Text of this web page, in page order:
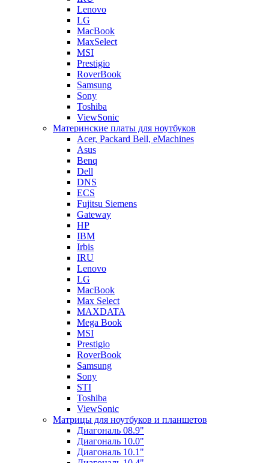
Lenovo
LG
MacBook
MaxSelect
MSI
Prestigio
RoverBook
Samsung
Sony
Toshiba
ViewSonic
Материнские платы для ноутбуков
Acer, Packard Bell, eMachines
Asus
Benq
Dell
DNS
ECS
Fujitsu Siemens
Gateway
HP
IBM
Irbis
IRU
Lenovo
LG
MacBook
Max Select
MAXDATA
Mega Book
MSI
Prestigio
RoverBook
Samsung
Sony
STI
Toshiba
ViewSonic
Матрицы для ноутбуков и планшетов
Диагональ 08.9"
Диагональ 10.0"
Диагональ 10.1"